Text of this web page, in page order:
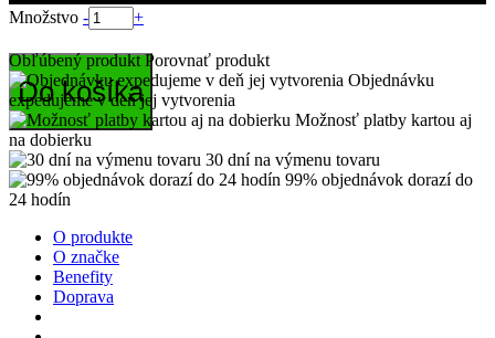
Množstvo - +
Do košíka
Obľúbený produkt Porovnať produkt
Objednávku
expedujeme v deň jej vytvorenia
Možnosť platby kartou aj
na dobierku
30 dní na výmenu tovaru
99% objednávok dorazí do
24 hodín
O produkte
O značke
Benefity
Doprava